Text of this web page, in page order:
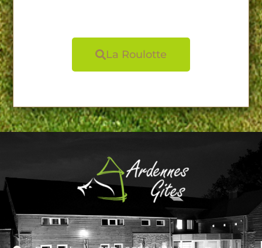
La Roulotte